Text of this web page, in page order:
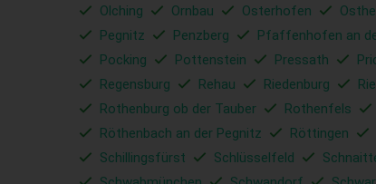
Olching
Ornbau Osterhofen
Pegnitz
Penzberg Pfaffenhofen an
Pocking
Pottenstein Pressath
Regensburg
Rehau Riedenburg
Rothenburg ob der Tauber
Rothenfels
Röthenbach an der Pegnitz
Röttingen
Schillingsfürst
Schlüsselfeld